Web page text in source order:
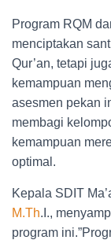
Program RQM
menciptakan
Qur’an, tetapi
kemampuan
asesmen pekan
membagi
kemampuan
optimal.
Kepala SDIT
M.Th.I.,
program